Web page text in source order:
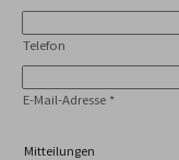
Telefon
E-Mail-Adresse *
Mitteilungen